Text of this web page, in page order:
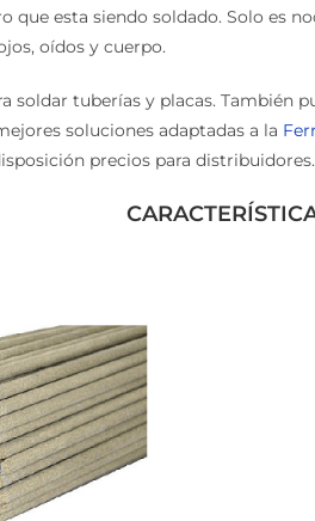
que esta siendo soldado. Solo es
oídos y cuerpo.
soldar tuberías y placas. También
soluciones adaptadas a la
precios para distribuidores.